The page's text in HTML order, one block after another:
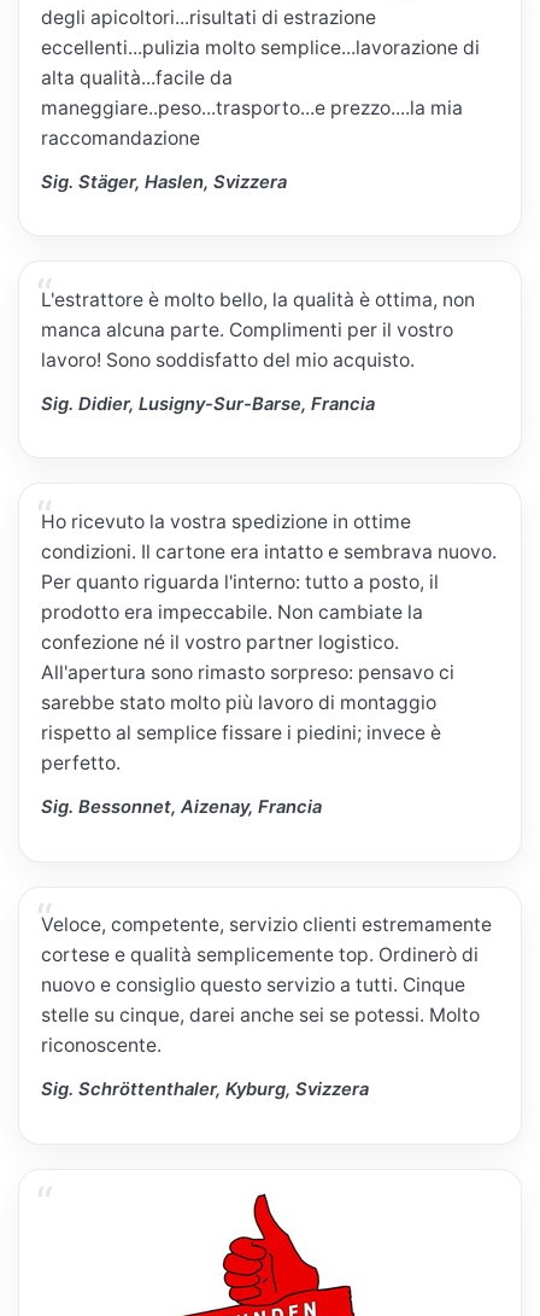
degli apicoltori...risultati di estrazione
eccellenti...pulizia molto semplice...lavorazione di
alta qualità...facile da
maneggiare..peso...trasporto...e prezzo....la mia
raccomandazione
Sig. Stäger, Haslen, Svizzera
L'estrattore è molto bello, la qualità è ottima, non
manca alcuna parte. Complimenti per il vostro
lavoro! Sono soddisfatto del mio acquisto.
Sig. Didier, Lusigny-Sur-Barse, Francia
Ho ricevuto la vostra spedizione in ottime
condizioni. Il cartone era intatto e sembrava nuovo.
Per quanto riguarda l'interno: tutto a posto, il
prodotto era impeccabile. Non cambiate la
confezione né il vostro partner logistico.
All'apertura sono rimasto sorpreso: pensavo ci
sarebbe stato molto più lavoro di montaggio
rispetto al semplice fissare i piedini; invece è
perfetto.
Sig. Bessonnet, Aizenay, Francia
Veloce, competente, servizio clienti estremamente
cortese e qualità semplicemente top. Ordinerò di
nuovo e consiglio questo servizio a tutti. Cinque
stelle su cinque, darei anche sei se potessi. Molto
riconoscente.
Sig. Schröttenthaler, Kyburg, Svizzera